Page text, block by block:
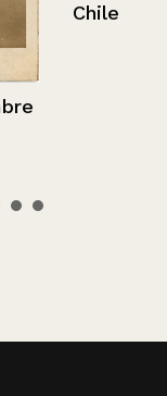
Chile